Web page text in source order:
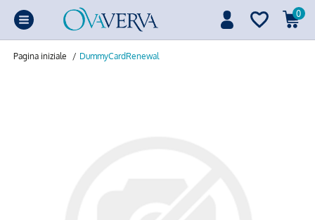
0
Pagina iniziale / DummyCardRenewal